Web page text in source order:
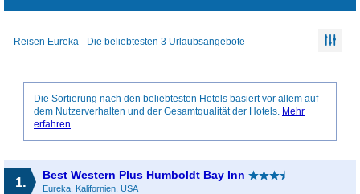
Reisen Eureka - Die beliebtesten 3 Urlaubsangebote
Die Sortierung nach den beliebtesten Hotels basiert vor allem auf
dem Nutzerverhalten und der Gesamtqualität der Hotels. Mehr
erfahren
1. Best Western Plus Humboldt Bay Inn
Eureka, Kalifornien, USA